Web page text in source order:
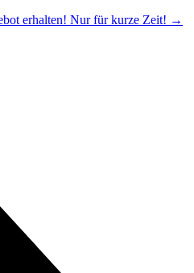
erhalten! Nur für kurze Zeit! →